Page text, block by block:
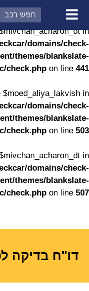
: Undefined property:
in
domains/check-
themes/blankslate-
check.php on line 441
$moed_aliya_lakvish in
domains/check-
themes/blankslate-
check.php on line 503
in
domains/check-
themes/blankslate-
check.php on line 507
דו"ח בדיקה